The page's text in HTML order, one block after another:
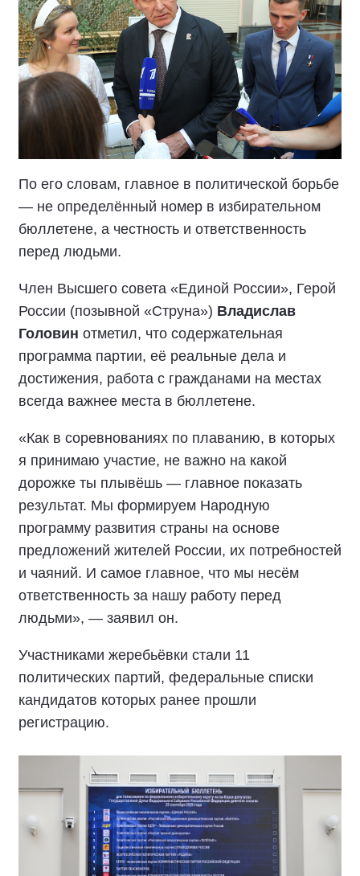
По его словам, главное в политической борьбе
— не определённый номер в избирательном
бюллетене, а честность и ответственность
перед людьми.
Член Высшего совета «Единой России», Герой
России (позывной «Струна») Владислав
Головин отметил, что содержательная
программа партии, её реальные дела и
достижения, работа с гражданами на местах
всегда важнее места в бюллетене.
«Как в соревнованиях по плаванию, в которых
я принимаю участие, не важно на какой
дорожке ты плывёшь — главное показать
результат. Мы формируем Народную
программу развития страны на основе
предложений жителей России, их потребностей
и чаяний. И самое главное, что мы несём
ответственность за нашу работу перед
людьми», — заявил он.
Участниками жеребьёвки стали 11
политических партий, федеральные списки
кандидатов которых ранее прошли
регистрацию.